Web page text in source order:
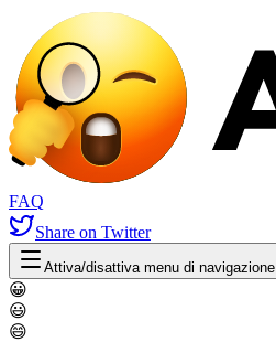
FAQ
Share on Twitter
Attiva/disattiva menu di navigazione
😀
😃
😄